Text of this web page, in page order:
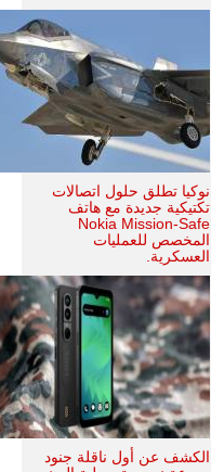
نوكيا تطلق حلول اتصالات
تكتيكية جديدة مع هاتف
Nokia Mission-Safe
المخصص للعمليات
العسكرية.
الكشف عن أول ناقلة جنود